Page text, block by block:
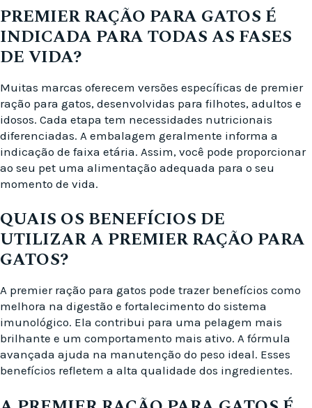
PREMIER RAÇÃO PARA GATOS É
INDICADA PARA TODAS AS FASES
DE VIDA?
Muitas marcas oferecem versões específicas de premier
ração para gatos, desenvolvidas para filhotes, adultos e
idosos. Cada etapa tem necessidades nutricionais
diferenciadas. A embalagem geralmente informa a
indicação de faixa etária. Assim, você pode proporcionar
ao seu pet uma alimentação adequada para o seu
momento de vida.
QUAIS OS BENEFÍCIOS DE
UTILIZAR A PREMIER RAÇÃO PARA
GATOS?
A premier ração para gatos pode trazer benefícios como
melhora na digestão e fortalecimento do sistema
imunológico. Ela contribui para uma pelagem mais
brilhante e um comportamento mais ativo. A fórmula
avançada ajuda na manutenção do peso ideal. Esses
benefícios refletem a alta qualidade dos ingredientes.